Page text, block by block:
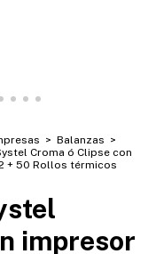
> Balanzas >
Croma ó Clipse con
+ 50 Rollos térmicos
impresor